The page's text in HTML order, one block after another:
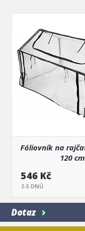
Fóliovník na
120 cm
546 Kč
2-5 DNŮ
Dotaz